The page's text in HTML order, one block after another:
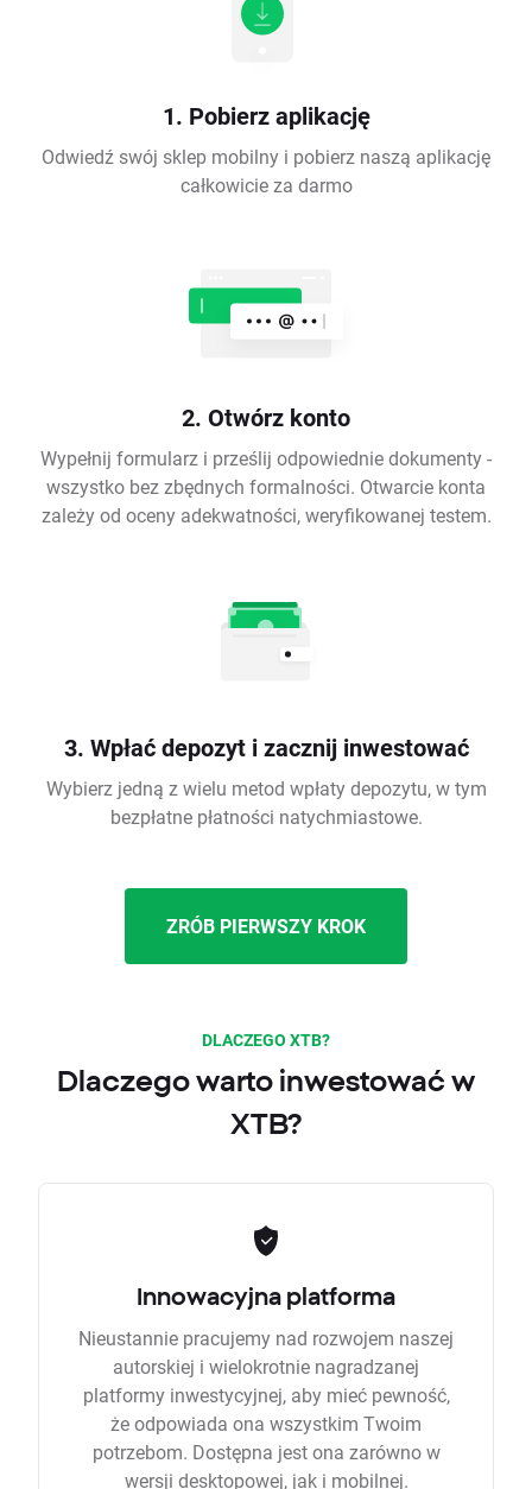
1. Pobierz aplikację
Odwiedź swój sklep mobilny i pobierz naszą aplikację
całkowicie za darmo
2. Otwórz konto
Wypełnij formularz i prześlij odpowiednie dokumenty -
wszystko bez zbędnych formalności. Otwarcie konta
zależy od oceny adekwatności, weryfikowanej testem.
3. Wpłać depozyt i zacznij inwestować
Wybierz jedną z wielu metod wpłaty depozytu, w tym
bezpłatne płatności natychmiastowe.
ZRÓB PIERWSZY KROK
DLACZEGO XTB?
Dlaczego warto inwestować w
XTB?
Innowacyjna platforma
Nieustannie pracujemy nad rozwojem naszej
autorskiej i wielokrotnie nagradzanej
platformy inwestycyjnej, aby mieć pewność,
że odpowiada ona wszystkim Twoim
potrzebom. Dostępna jest ona zarówno w
wersji desktopowej, jak i mobilnej.